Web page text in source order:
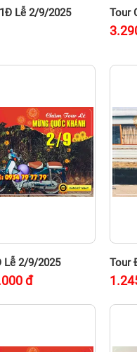
Lễ 2/9/2025 Tour
Lễ 2/9/2025
đ
Tour